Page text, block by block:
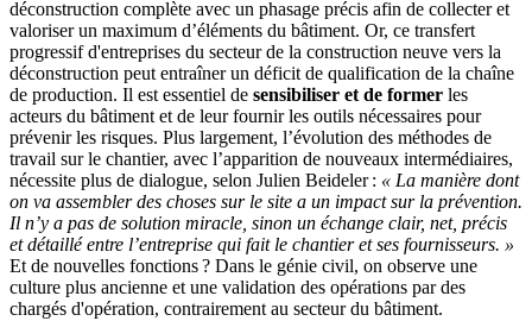
déconstruction complète avec un phasage précis afin de collecter et
valoriser un maximum d’éléments du bâtiment. Or, ce transfert
progressif d'entreprises du secteur de la construction neuve vers la
déconstruction peut entraîner un déficit de qualification de la chaîne
de production. Il est essentiel de sensibiliser et de former les
acteurs du bâtiment et de leur fournir les outils nécessaires pour
prévenir les risques. Plus largement, l’évolution des méthodes de
travail sur le chantier, avec l’apparition de nouveaux intermédiaires,
nécessite plus de dialogue, selon Julien Beideler : « La manière dont
on va assembler des choses sur le site a un impact sur la prévention.
Il n’y a pas de solution miracle, sinon un échange clair, net, précis
et détaillé entre l’entreprise qui fait le chantier et ses fournisseurs. »
Et de nouvelles fonctions ? Dans le génie civil, on observe une
culture plus ancienne et une validation des opérations par des
chargés d'opération, contrairement au secteur du bâtiment.